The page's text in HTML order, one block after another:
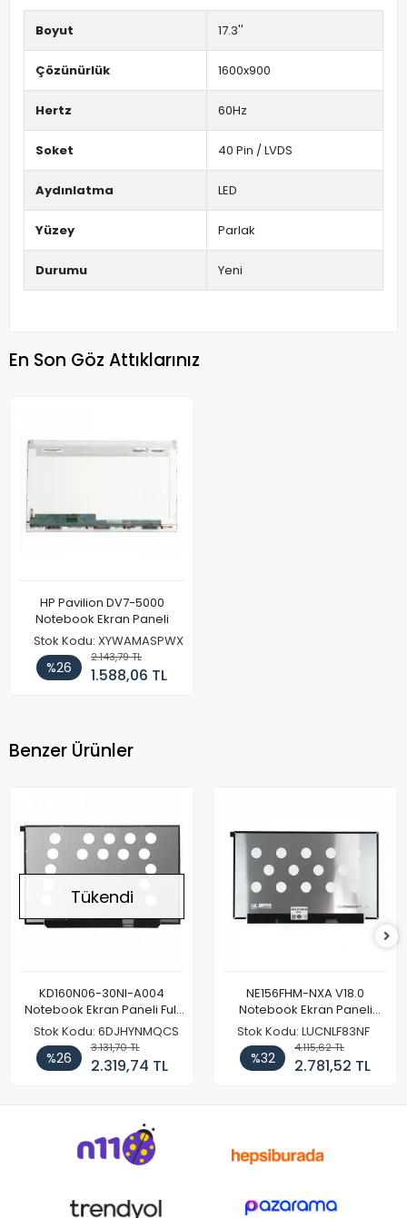
Boyut 17.3''
Çözünürlük 1600x900
Hertz 60Hz
Soket 40 Pin / LVDS
Aydınlatma LED
Yüzey Parlak
Durumu Yeni
En Son Göz Attıklarınız
HP Pavilion DV7-5000
Notebook Ekran Paneli
Stok Kodu: XYWAMASPWX
%26
2.143,79 TL
1.588,06 TL
Benzer Ürünler
Tükendi
KD160N06-30NI-A004
Notebook Ekran Paneli Full
HD
Stok Kodu: 6DJHYNMQCS
%26
3.131,70 TL
2.319,74 TL
NE156FHM-NXA V18.0
Notebook Ekran Paneli
144Hz
Stok Kodu: LUCNLF83NF
%32
4.115,62 TL
2.781,52 TL